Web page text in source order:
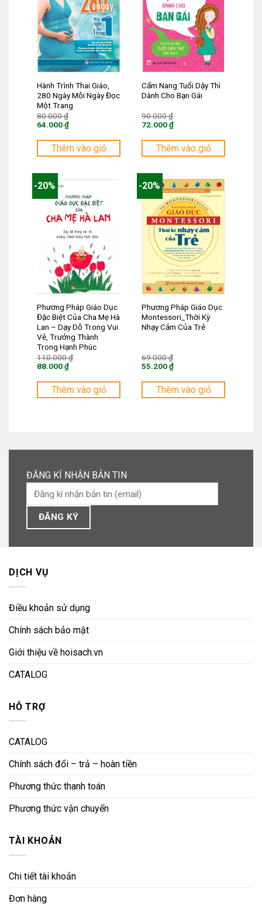
Hành Trình Thai Giáo,
280 Ngày Mỗi Ngày Đọc
Một Trang
80.000₫
80.000 ₫.
64.000₫
hiện
là:
Thêm vào giỏ
Cẩm Nang Tuổi Dậy Thì
Dành Cho Bạn Gái
90.000₫
90.000 ₫.
72.000₫
hiện
là:
Thêm vào giỏ
-20%
Phương Pháp Giáo Dục
Đặc Biệt Của Cha Mẹ Hà
Lan – Dạy Dỗ Trong Vui
Vẻ, Trưởng Thành
Trong Hạnh Phúc
110.000₫
110.000 ₫.
88.000₫
hiện
là:
Thêm vào giỏ
-20%
Phương Pháp Giáo Dục
Montessori_Thời Kỳ
Nhạy Cảm Của Trẻ
69.000₫
69.000 ₫.
55.200₫
hiện
là:
Thêm vào giỏ
ĐĂNG KÍ NHẬN BẢN TIN
DỊCH VỤ
Điều khoản sử dụng
Chính sách bảo mật
Giới thiệu về hoisach.vn
CATALOG
HỖ TRỢ
CATALOG
Chính sách đổi – trả – hoàn tiền
Phương thức thanh toán
Phương thức vận chuyển
TÀI KHOẢN
Chi tiết tài khoản
Đơn hàng